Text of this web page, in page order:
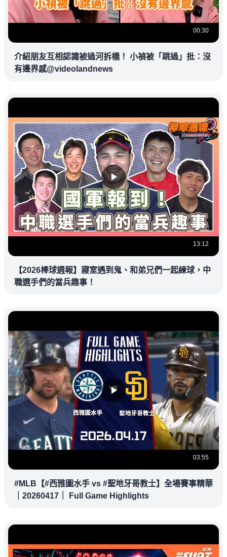
00:30
介紹朋友互相認識被過河拆橋！ 小禎被「跳過」批：沒
有邊界感@videolandnews
13:12
【2026棒球週報】寢室遇到鬼、和弟兄們一起練球，中
職選手們的當兵趣事！
03:55
#MLB【#西雅圖水手 vs #聖地牙哥教士】全場賽事精華
｜20260417｜ Full Game Highlights